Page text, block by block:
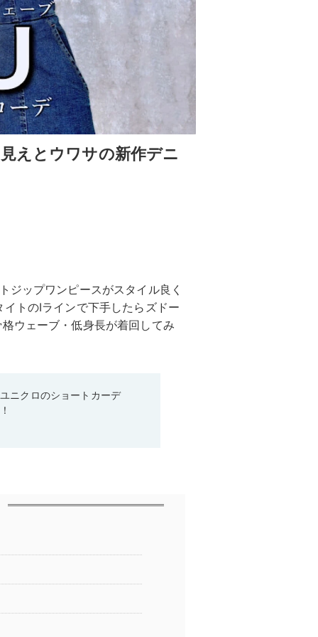
えとウワサの新作デニ
ップワンピースがスタイル良く
トのIラインで下手したらズドー
ウェーブ・低身長が着回してみ
ニクロのショートカーデ